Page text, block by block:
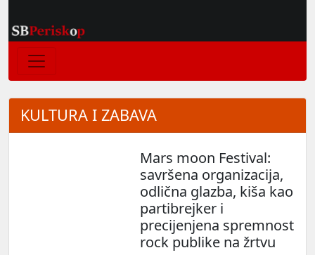
KULTURA I ZABAVA
Mars moon Festival:
savršena organizacija,
odlična glazba, kiša kao
partibrejker i
precijenjena spremnost
rock publike na žrtvu